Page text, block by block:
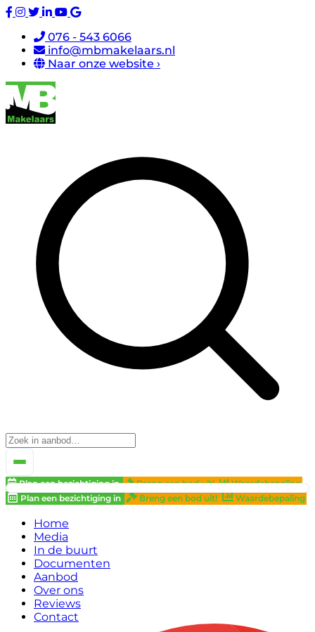
076 - 543 6066
info@mbmakelaars.nl
Naar onze website ›
Plan een bezichtiging in Breng een bod uit!
Waardebepaling
Plan een bezichtiging in
Breng een bod uit! Waardebepaling
Home
Media
In de buurt
Documenten
Aanbod
Over ons
Reviews
Contact